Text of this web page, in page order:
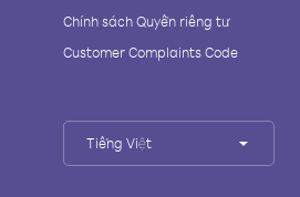
Chính sách Quyền riêng tư
Customer Complaints Code
Tiếng Việt